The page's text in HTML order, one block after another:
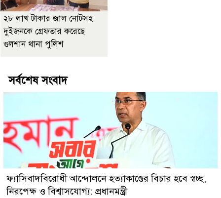
২৮ লাখ টাকার জাল নোটসহ
দুইজনকে গ্রেফতার করেছে
গুলশান থানা পুলিশ
সর্বশেষ সংবাদ
ফ্যাসিবাদবিরোধী আন্দোলনে হত্যাকাণ্ডের বিচার হবে স্বচ্ছ,
নিরপেক্ষ ও বিশ্বাসযোগ্য: প্রধানমন্ত্রী